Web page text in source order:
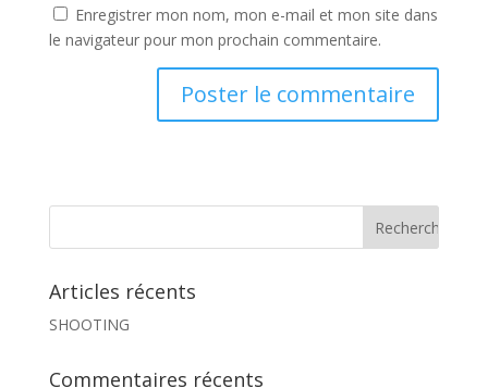
Enregistrer mon nom, mon e-mail et mon site dans
le navigateur pour mon prochain commentaire.
Articles récents
SHOOTING
Commentaires récents